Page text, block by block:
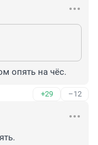
опять на чёс.
+29 –12